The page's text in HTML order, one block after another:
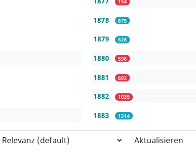
154
1878 675
1879 628
1880 596
1881 692
1882 1035
1883 1314
Aktualisieren